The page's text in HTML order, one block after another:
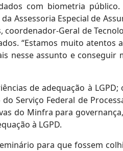
com biometria
Assessoria Especial de
coordenador-Geral de
“Estamos muito atentos
nesse assunto e conseguir
de adequação à
Serviço Federal de
do Minfra para
à LGPD.
para que fossem